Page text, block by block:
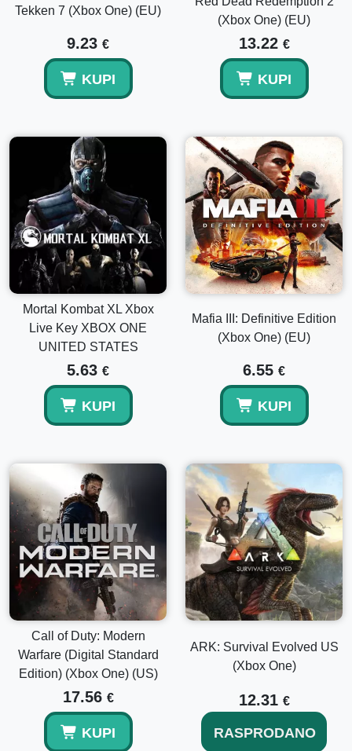
Tekken 7 (Xbox One) (EU)
9.23 €
KUPI
(Xbox One) (EU)
13.22 €
KUPI
Mortal Kombat XL Xbox
Live Key XBOX ONE
UNITED STATES
5.63 €
KUPI
Mafia III: Definitive Edition
(Xbox One) (EU)
6.55 €
KUPI
Call of Duty: Modern
Warfare (Digital Standard
Edition) (Xbox One) (US)
17.56 €
KUPI
ARK: Survival Evolved US
(Xbox One)
12.31 €
RASPRODANO